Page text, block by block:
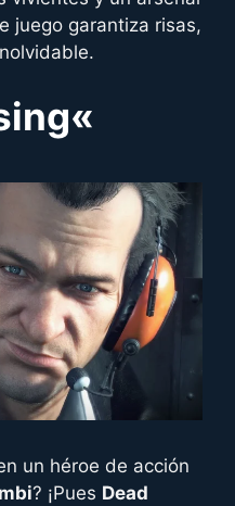
juego garantiza risas,
«
un héroe de acción
? ¡Pues Dead